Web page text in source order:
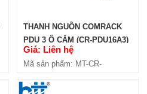
THANH NGUỒN COMRACK
PDU 3 Ổ CẮM (CR-PDU16A3)
Giá: Liên hệ
Mã sản phẩm: MT-CR-